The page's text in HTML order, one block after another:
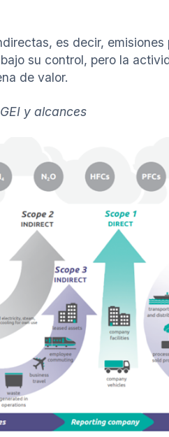
es decir,
su control, pero la
de valor.
y alcances